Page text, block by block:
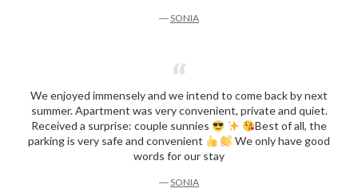
―SONIA
We enjoyed immensely and we intend to come back by next
summer. Apartment was very convenient, private and quiet.
Received a surprise: couple sunnies
Best of all, the
parking is very safe and convenient
We only have good
words for our stay
―SONIA